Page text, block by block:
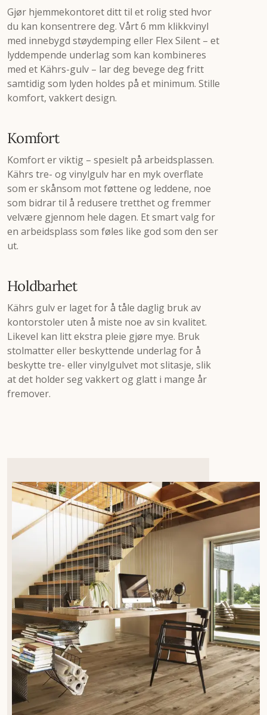
Gjør hjemmekontoret ditt til et rolig sted hvor
du kan konsentrere deg. Vårt 6 mm klikkvinyl
med innebygd støydemping eller Flex Silent – et
lyddempende underlag som kan kombineres
med et Kährs-gulv – lar deg bevege deg fritt
samtidig som lyden holdes på et minimum. Stille
komfort, vakkert design.
Komfort
Komfort er viktig – spesielt på arbeidsplassen.
Kährs tre- og vinylgulv har en myk overflate
som er skånsom mot føttene og leddene, noe
som bidrar til å redusere tretthet og fremmer
velvære gjennom hele dagen. Et smart valg for
en arbeidsplass som føles like god som den ser
ut.
Holdbarhet
Kährs gulv er laget for å tåle daglig bruk av
kontorstoler uten å miste noe av sin kvalitet.
Likevel kan litt ekstra pleie gjøre mye. Bruk
stolmatter eller beskyttende underlag for å
beskytte tre- eller vinylgulvet mot slitasje, slik
at det holder seg vakkert og glatt i mange år
fremover.